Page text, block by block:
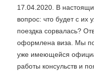
17.04.2020. В
вопрос: что будет с
поездка сорвалась?
оформлена виза. Мы
уже имеющейся
работы консульств и